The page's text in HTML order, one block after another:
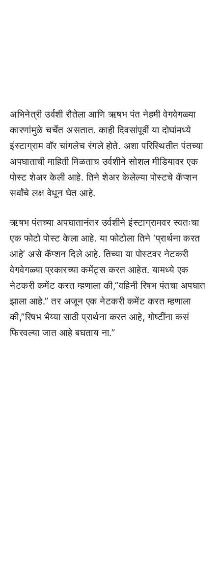
अभिनेत्री उर्वशी रौतेला आणि ऋषभ पंत नेहमी वेगवेगळ्या
कारणांमुळे चर्चेत असतात. काही दिवसांपूर्वी या दोघांमध्ये
इंस्टाग्राम वॉर चांगलेच रंगले होते. अशा परिस्थितीत पंतच्या
अपघाताची माहिती मिळताच उर्वशीने सोशल मीडियावर एक
पोस्ट शेअर केली आहे. तिने शेअर केलेल्या पोस्टचे कॅप्शन
सर्वांचे लक्ष वेधून घेत आहे.
ऋषभ पंतच्या अपघातानंतर उर्वशीने इंस्टाग्रामवर स्वतःचा
एक फोटो पोस्ट केला आहे. या फोटोला तिने ‘प्रार्थना करत
आहे’ असे कॅप्शन दिले आहे. तिच्या या पोस्टवर नेटकरी
वेगवेगळ्या प्रकारच्या कमेंट्स करत आहेत. यामध्ये एक
नेटकरी कमेंट करत म्हणाला की,”वहिनी रिषभ पंतचा अपघात
झाला आहे.” तर अजून एक नेटकरी कमेंट करत म्हणाला
की,”रिषभ भैय्या साठी प्रार्थना करत आहे, गोष्टींना कसं
फिरवल्या जात आहे बघताय ना.”